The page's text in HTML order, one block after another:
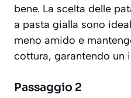
bene. La scelta delle
a pasta gialla sono
meno amido e
cottura, garantendo un
Passaggio 2